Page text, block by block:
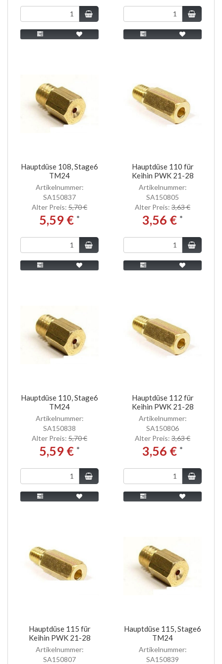
Hauptdüse 108, Stage6
TM24
Artikelnummer:
SA150837
Alter Preis: 5,70 €
5,59 € *
Hauptdüse 110 für
Keihin PWK 21-28
Artikelnummer:
SA150805
Alter Preis: 3,63 €
3,56 € *
Hauptdüse 110, Stage6
TM24
Artikelnummer:
SA150838
Alter Preis: 5,70 €
5,59 € *
Hauptdüse 112 für
Keihin PWK 21-28
Artikelnummer:
SA150806
Alter Preis: 3,63 €
3,56 € *
Hauptdüse 115 für
Keihin PWK 21-28
Artikelnummer:
SA150807
Hauptdüse 115, Stage6
TM24
Artikelnummer:
SA150839